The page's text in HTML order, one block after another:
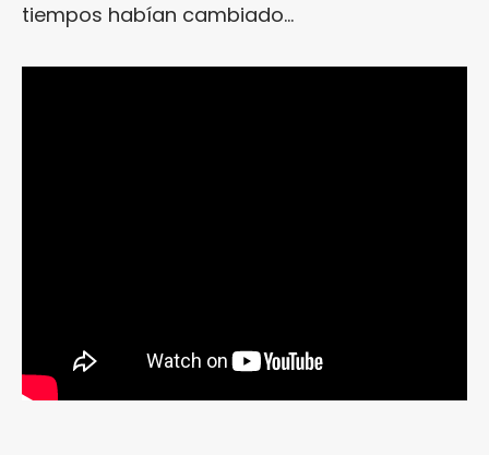
tiempos habían cambiado…